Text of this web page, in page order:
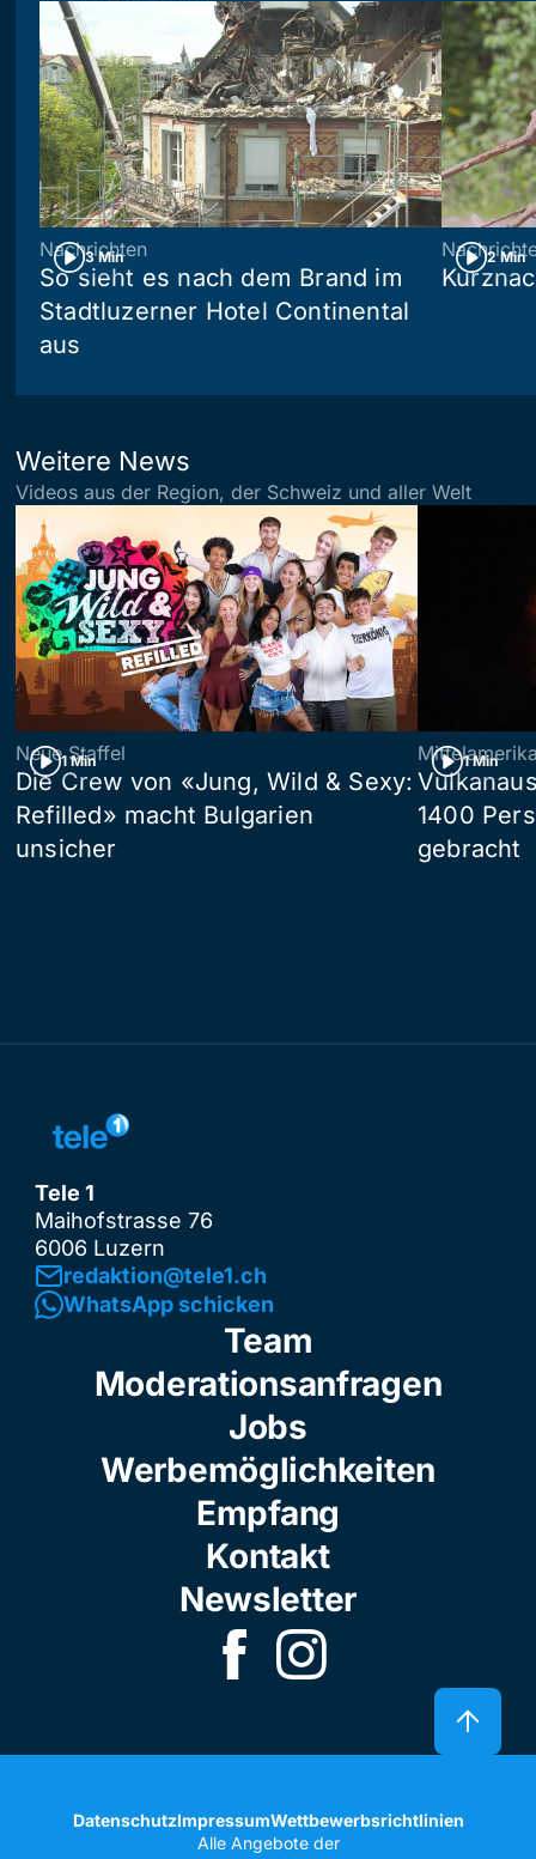
3 Min
Nachrichten
So sieht es nach dem Brand im
Stadtluzerner Hotel Continental
aus
2 Min
Weitere News
Videos aus der Region, der Schweiz und aller Welt
1 Min
Neue Staffel
Die Crew von «Jung, Wild & Sexy:
Refilled» macht Bulgarien
unsicher
1 Min
1400
gebracht
Tele 1
Maihofstrasse 76
6006 Luzern
redaktion@tele1.ch
WhatsApp schicken
Team
Moderationsanfragen
Jobs
Werbemöglichkeiten
Empfang
Kontakt
Newsletter
DatenschutzImpressumWettbewerbsrichtlinien
Alle Angebote der